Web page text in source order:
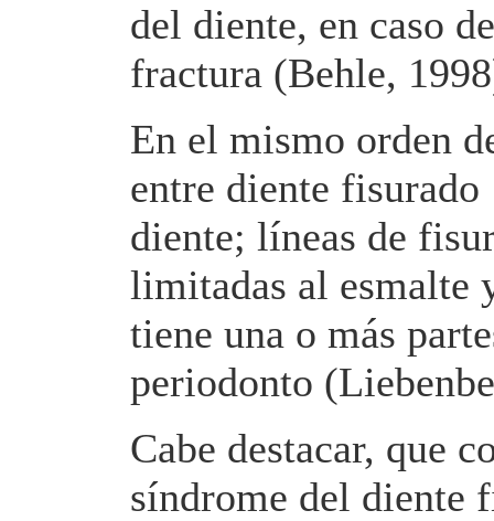
del diente, en caso
fractura (Behle,
En el mismo orden
entre diente
diente; líneas de
limitadas al esmalte
tiene una o más
periodonto
Cabe destacar, que
síndrome del diente